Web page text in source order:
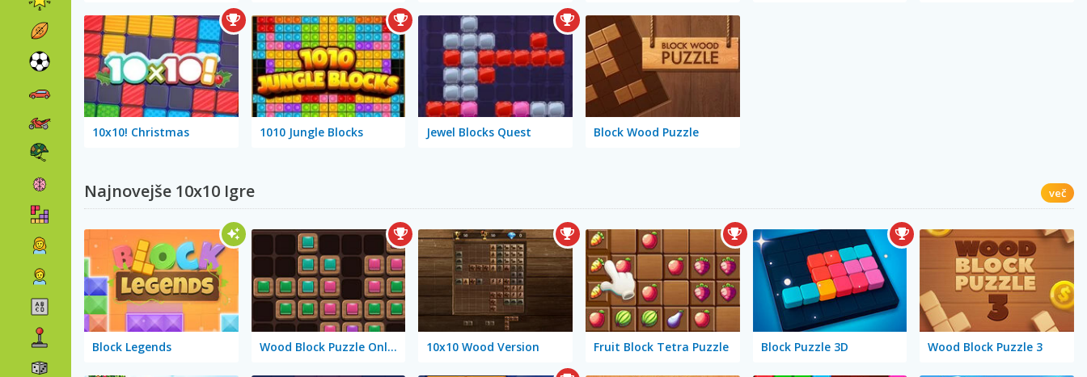
10x10! Christmas 1010 Jungle Blocks Jewel Blocks Quest Block Wood Puzzle
Najnovejše 10x10 Igre več
Block Legends Wood Block Puzzle Online 10x10 Wood Version Fruit Block Tetra Puzzle Block Puzzle 3D Wood Block Puzzle 3